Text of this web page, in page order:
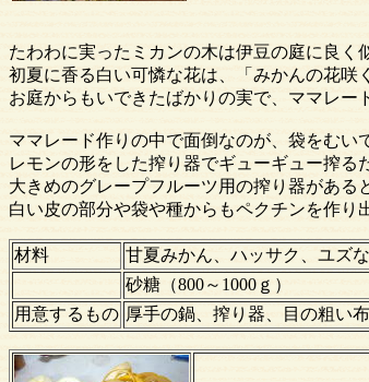
たわわに実ったミカンの木は伊豆の庭に良く
初夏に香る白い可憐な花は、「みかんの花咲
お庭からもいできたばかりの実で、ママレー
ママレード作りの中で面倒なのが、袋をむい
レモンの形をした搾り器でギューギュー搾る
大きめのグレープフルーツ用の搾り器がある
白い皮の部分や袋や種からもペクチンを作り
材料
甘夏みかん、ハッサク、ユズ
砂糖（800～1000ｇ）
用意するもの 厚手の鍋、搾り器、目の粗い